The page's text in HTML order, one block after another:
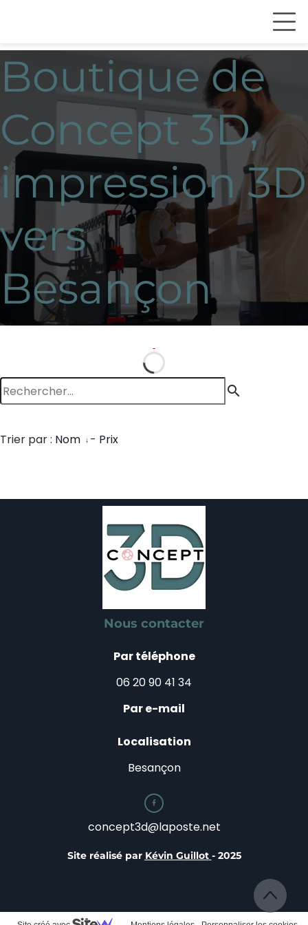
Boutique de
Concept 3D,
impression 3D
vers
Besançon
search
Trier par : Nom - Prix
Nous contacter
Par téléphone
06 20 90 41 34
Par e-mail
Localisation
Besançon

concept3d@laposte.net
Site réalisé par Kévin Guillot - 2025